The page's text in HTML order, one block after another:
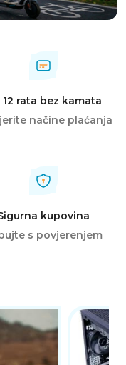
12 rata bez kamata
načine plaćanja
kupovina
s povjerenjem